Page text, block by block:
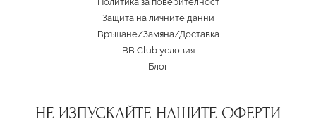
Защита на личните данни
Връщане/Замяна/Доставка
BB Club условия
Блог
НЕ ИЗПУСКАЙТЕ НАШИТЕ ОФЕРТИ